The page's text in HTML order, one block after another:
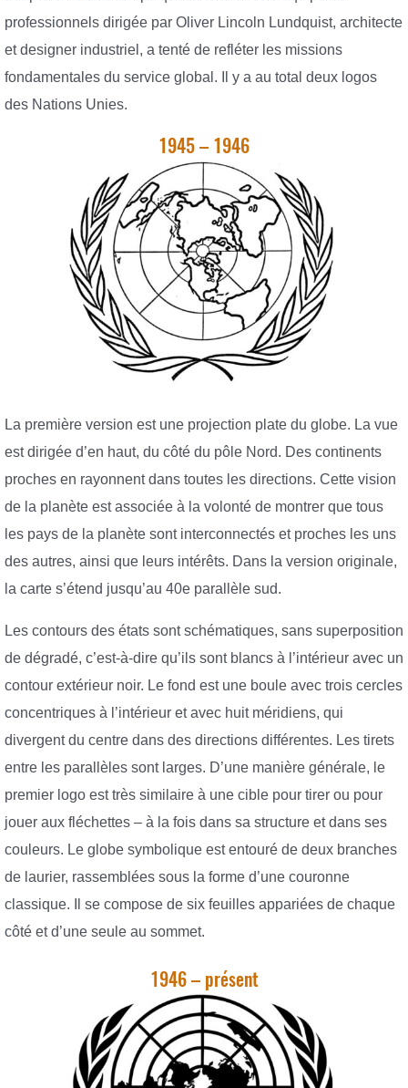
professionnels dirigée par Oliver Lincoln Lundquist, architecte
et designer industriel, a tenté de refléter les missions
fondamentales du service global. Il y a au total deux logos
des Nations Unies.
1945 – 1946
La première version est une projection plate du globe. La vue
est dirigée d’en haut, du côté du pôle Nord. Des continents
proches en rayonnent dans toutes les directions. Cette vision
de la planète est associée à la volonté de montrer que tous
les pays de la planète sont interconnectés et proches les uns
des autres, ainsi que leurs intérêts. Dans la version originale,
la carte s’étend jusqu’au 40e parallèle sud.
Les contours des états sont schématiques, sans superposition
de dégradé, c’est-à-dire qu’ils sont blancs à l’intérieur avec un
contour extérieur noir. Le fond est une boule avec trois cercles
concentriques à l’intérieur et avec huit méridiens, qui
divergent du centre dans des directions différentes. Les tirets
entre les parallèles sont larges. D’une manière générale, le
premier logo est très similaire à une cible pour tirer ou pour
jouer aux fléchettes – à la fois dans sa structure et dans ses
couleurs. Le globe symbolique est entouré de deux branches
de laurier, rassemblées sous la forme d’une couronne
classique. Il se compose de six feuilles appariées de chaque
côté et d’une seule au sommet.
1946 – présent